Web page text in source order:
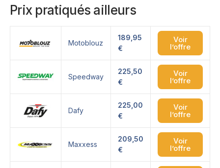
Prix pratiqués ailleurs
Motoblouz
189,95
€
Voir
l’offre
Speedway
225,50
€
Voir
l’offre
Dafy
225,00
€
Voir
l’offre
Maxxess
209,50
€
Voir
l’offre